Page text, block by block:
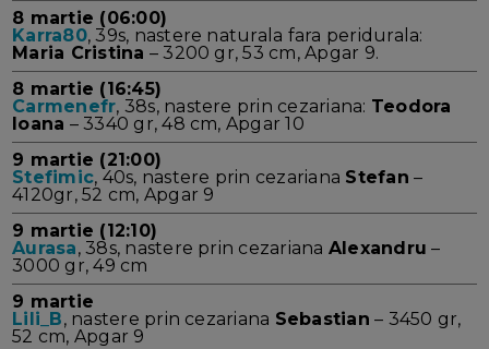
8 martie (06:00)
Karra80, 39s, nastere naturala fara peridurala:
Maria Cristina – 3200 gr, 53 cm, Apgar 9.
8 martie (16:45)
Carmenefr, 38s, nastere prin cezariana: Teodora
Ioana – 3340 gr, 48 cm, Apgar 10
9 martie (21:00)
Stefimic, 40s, nastere prin cezariana Stefan –
4120gr, 52 cm, Apgar 9
9 martie (12:10)
Aurasa, 38s, nastere prin cezariana Alexandru –
3000 gr, 49 cm
9 martie
Lili_B, nastere prin cezariana Sebastian – 3450 gr,
52 cm, Apgar 9